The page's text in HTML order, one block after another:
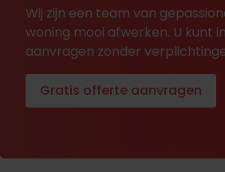
Wij zijn een team van
woning mooi afwerken. U kunt
aanvragen zonder
Gratis offerte aanvragen